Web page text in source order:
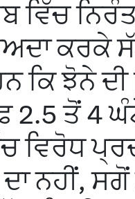
ਵਿੱਚ
ਕਿ ਝੋਨੇ
ਤੋਂ 4
ਵਿਰੋਧ
ਨਹੀਂ,